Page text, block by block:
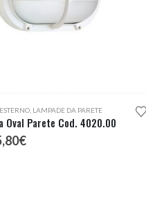
LAMPADE DA PARETE
Oval Parete Cod. 4020.00
€Il